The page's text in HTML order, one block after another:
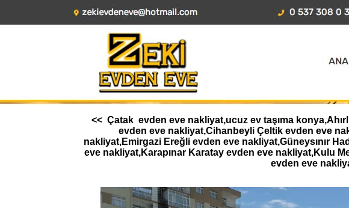
<< Çatak evden eve nakliyat,ucuz ev taşıma
evden eve nakliyat,Cihanbeyli Çeltik evden eve
nakliyat,Emirgazi Ereğli evden eve nakliyat,Güneysınır
eve nakliyat,Karapınar Karatay evden eve nakliyat,Kulu
evden eve